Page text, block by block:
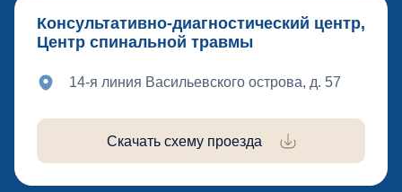
Консультативно-диагностический центр,
Центр спинальной травмы
14-я линия Васильевского острова, д. 57
Скачать схему проезда